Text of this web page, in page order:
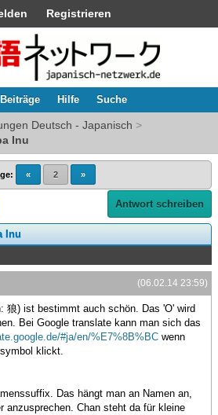
Registrieren
Hilfe Suche
Deutsch - Japanisch >
Inu
« 2 »
Antwort schreiben
Inu
(06.02.14 23:59)
狼) ist bestimmt auch schön. Das 'O' wird
Bei Google translate kann man sich das
#ja/en/%E7%8B%BC wenn
klickt.
Das hängt man an Namen an,
anzusprechen. Chan steht da für kleine